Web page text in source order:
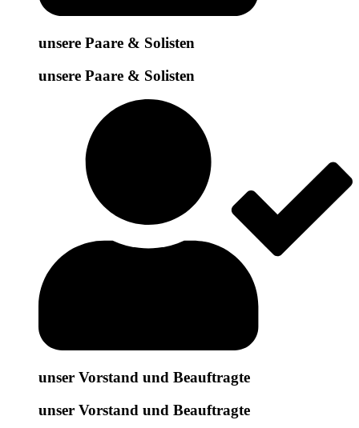
unsere Paare & Solisten
unsere Paare & Solisten
unser Vorstand und Beauftragte
unser Vorstand und Beauftragte